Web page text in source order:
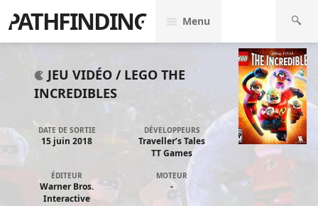
PATHFINDING Menu
JEU VIDÉO / LEGO THE
INCREDIBLES
DATE DE SORTIE
15 juin 2018
DÉVELOPPEURS
Traveller’s Tales
TT Games
ÉDITEUR
Warner Bros.
Interactive
MOTEUR
-